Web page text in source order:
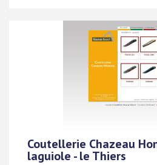
Coutellerie Chazeau
laguiole - le Thiers